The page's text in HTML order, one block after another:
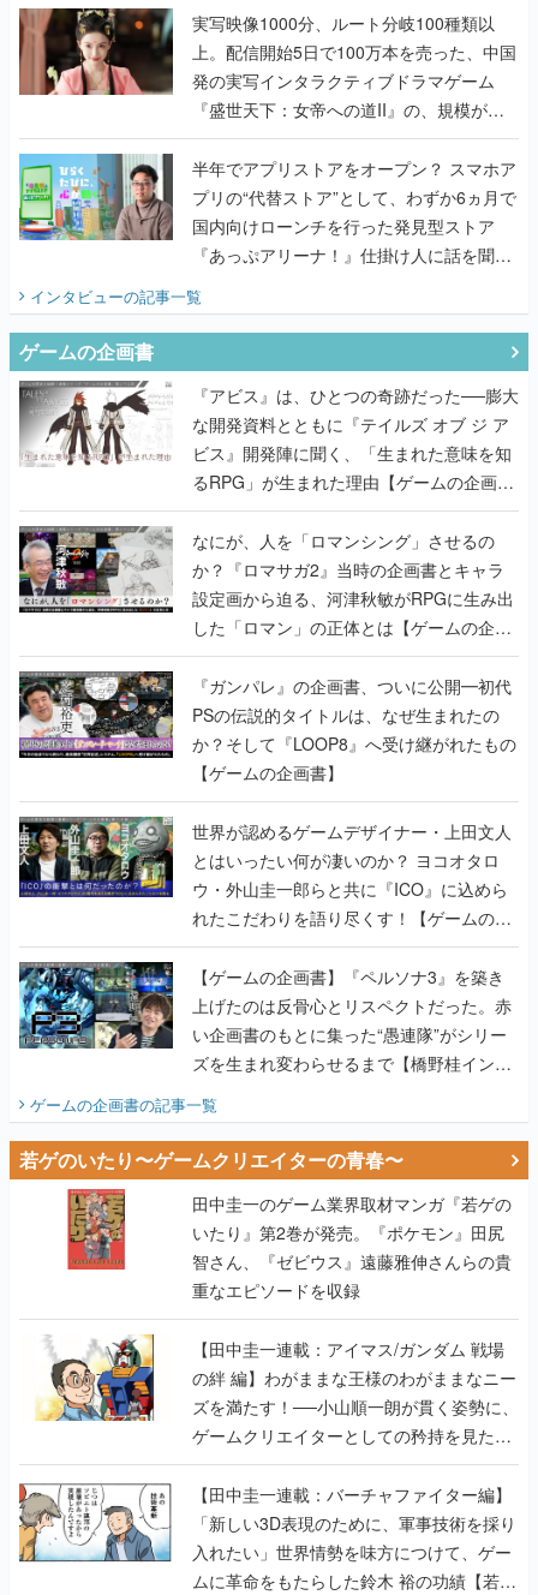
んだレジェンド2人に訊く開発秘話
実写映像1000分、ルート分岐100種類以
上。配信開始5日で100万本を売った、中国
発の実写インタラクティブドラマゲーム
『盛世天下：女帝への道II』の、規模が違
うこだわりをプロデューサーに聞いた
半年でアプリストアをオープン？ スマホア
プリの“代替ストア”として、わずか6ヵ月で
国内向けローンチを行った発見型ストア
『あっぷアリーナ！』仕掛け人に話を聞い
インタビューの記事一覧
ゲームの企画書
『アビス』は、ひとつの奇跡だった──膨大
な開発資料とともに『テイルズ オブ ジ ア
ビス』開発陣に聞く、「生まれた意味を知
るRPG」が生まれた理由【ゲームの企画
書】
なにが、人を「ロマンシング」させるの
か？『ロマサガ2』当時の企画書とキャラ
設定画から迫る、河津秋敏がRPGに生み出
した「ロマン」の正体とは【ゲームの企画
書】
『ガンパレ』の企画書、ついに公開━初代
PSの伝説的タイトルは、なぜ生まれたの
か？そして『LOOP8』へ受け継がれたもの
【ゲームの企画書】
世界が認めるゲームデザイナー・上田文人
とはいったい何が凄いのか？ ヨコオタロ
ウ・外山圭一郎らと共に『ICO』に込めら
れたこだわりを語り尽くす！【ゲームの企
画書】
【ゲームの企画書】『ペルソナ3』を築き
上げたのは反骨心とリスペクトだった。赤
い企画書のもとに集った“愚連隊”がシリー
ズを生まれ変わらせるまで【橋野桂インタ
ゲームの企画書の記事一覧
若ゲのいたり〜ゲームクリエイターの青春〜
田中圭一のゲーム業界取材マンガ『若ゲの
いたり』第2巻が発売。『ポケモン』田尻
智さん、『ゼビウス』遠藤雅伸さんらの貴
重なエピソードを収録
【田中圭一連載：アイマス/ガンダム 戦場
の絆 編】わがままな王様のわがままなニー
ズを満たす！──小山順一朗が貫く姿勢に、
ゲームクリエイターとしての矜持を見た
【若ゲのいたり最終回】
【田中圭一連載：バーチャファイター編】
「新しい3D表現のために、軍事技術を採り
入れたい」世界情勢を味方につけて、ゲー
ムに革命をもたらした鈴木 裕の功績【若ゲ